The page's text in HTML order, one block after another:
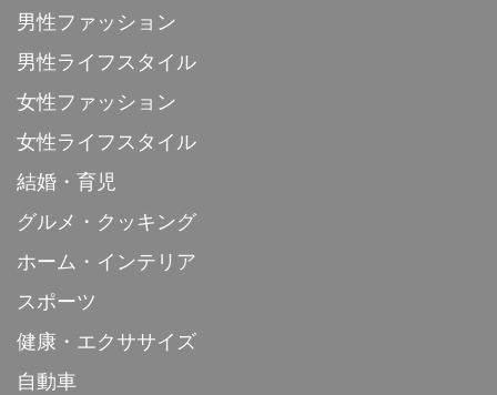
男性ファッション
男性ライフスタイル
女性ファッション
女性ライフスタイル
結婚・育児
グルメ・クッキング
ホーム・インテリア
スポーツ
健康・エクササイズ
自動車